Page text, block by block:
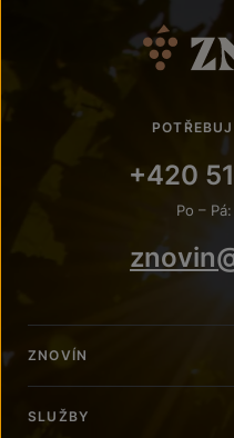
+420
Po –
ZNOVÍN
SLUŽBY